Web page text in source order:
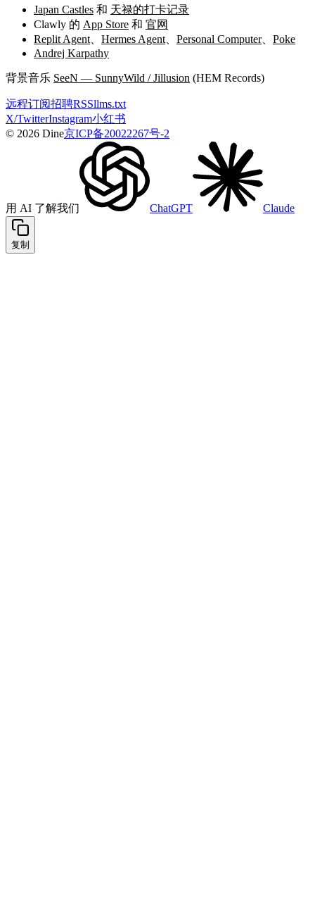
Japan Castles 和 天禄的打卡记录
Clawly 的 App Store 和 官网
Replit Agent
Hermes Agent Personal Computer、 Poke
Andrej Karpathy
背景音乐 SeeN — SunnyWild / Jillusion (HEM Records)
远程订阅招聘RSSllms.txt
X/TwitterInstagram小红书
© 2026 Dine京ICP备20022267号-2
用 AI 了解我们 ChatGPT Claude
复制